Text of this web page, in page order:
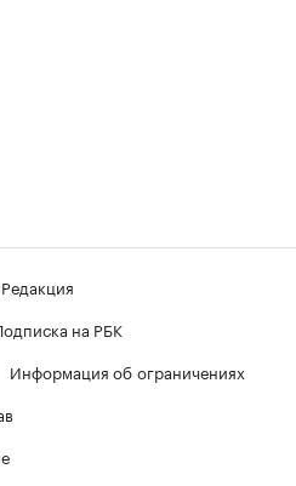
Редакция
на РБК
Информация об ограничениях